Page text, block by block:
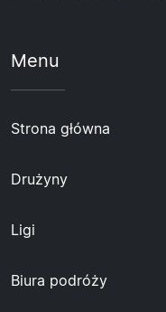
Menu
Strona główna
Drużyny
Ligi
Biura podróży